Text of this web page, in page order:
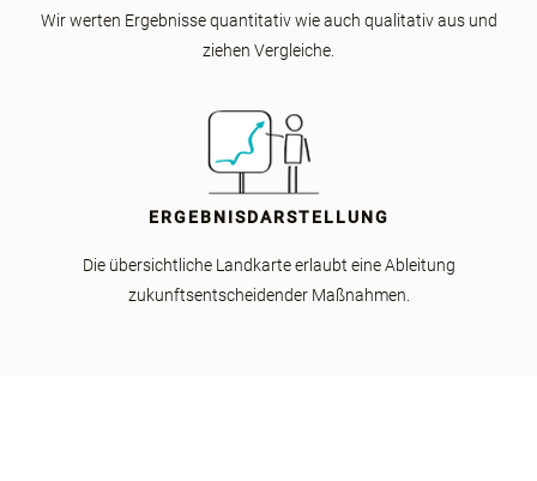
Wir werten Ergebnisse quantitativ wie auch qualitativ aus und
ziehen Vergleiche.
ERGEBNISDARSTELLUNG
Die übersichtliche Landkarte erlaubt eine Ableitung
zukunftsentscheidender Maßnahmen.